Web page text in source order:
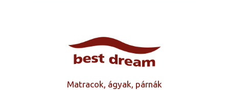
Matracok, ágyak, párnák